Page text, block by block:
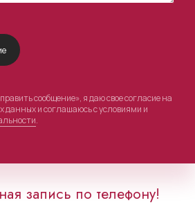
сообщение», я даю свое согласие на
данных и соглашаюсь с условиями и
.
запись по телефону!